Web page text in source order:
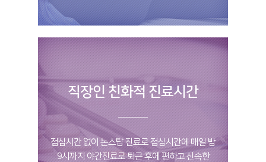
직장인 친화적 진료시간
점심시간 없이 논스탑 진료로 점심시간에 매일 밤
9시까지 야간진료로 퇴근 후에 편하고 신속한